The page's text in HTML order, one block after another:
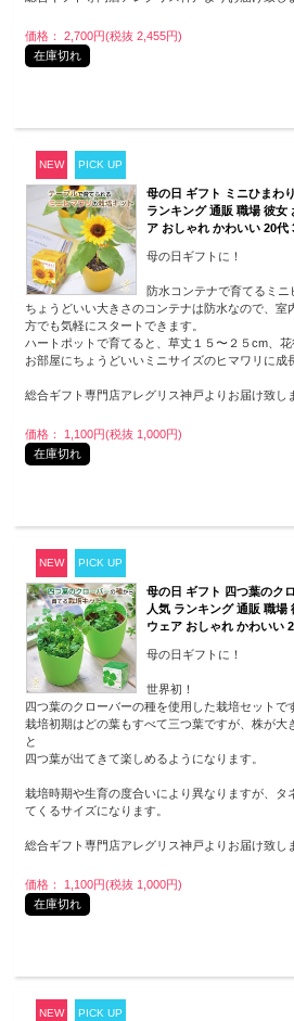
価格： 2,700円(税抜 2,455円)
在庫切れ
NEW PICK UP
母の日 ギフト ミニひまわ
ランキング 通販 職場 彼女
ア おしゃれ かわいい 20代
母の日ギフトに！
防水コンテナで育てるミニ
ちょうどいい大きさのコンテナは防水なので、室
方でも気軽にスタートできます。
ハートポットで育てると、草丈１５〜２５cm、
お部屋にちょうどいいミニサイズのヒマワリに成
総合ギフト専門店アレグリス神戸よりお届け致し
価格： 1,100円(税抜 1,000円)
在庫切れ
NEW PICK UP
母の日 ギフト 四つ葉のク
人気 ランキング 通販 職場
ウェア おしゃれ かわいい
母の日ギフトに！
世界初！
四つ葉のクローバーの種を使用した栽培セットで
栽培初期はどの葉もすべて三つ葉ですが、株が大
と
四つ葉が出てきて楽しめるようになります。
栽培時期や生育の度合いにより異なりますが、タ
てくるサイズになります。
総合ギフト専門店アレグリス神戸よりお届け致し
価格： 1,100円(税抜 1,000円)
在庫切れ
NEW PICK UP